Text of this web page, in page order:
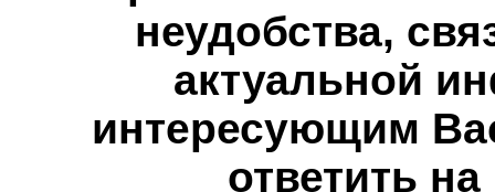
неудобства,
актуальной
интересующим
ответить